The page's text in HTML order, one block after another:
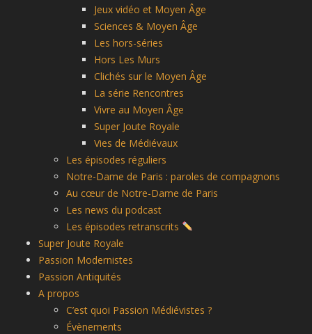
Jeux vidéo et Moyen Âge
Sciences & Moyen Âge
Les hors-séries
Hors Les Murs
Clichés sur le Moyen Âge
La série Rencontres
Vivre au Moyen Âge
Super Joute Royale
Vies de Médiévaux
Les épisodes réguliers
Notre-Dame de Paris : paroles de compagnons
Au cœur de Notre-Dame de Paris
Les news du podcast
Les épisodes retranscrits
Super Joute Royale
Passion Modernistes
Passion Antiquités
A propos
C’est quoi Passion Médiévistes ?
Évènements